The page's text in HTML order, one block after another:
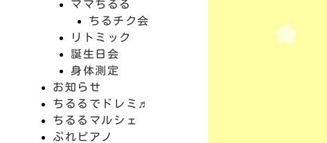
ママちるる
ちるチク会
リトミック
誕生日会
身体測定
お知らせ
ちるるでドレミ♬
ちるるマルシェ
ぷれピアノ